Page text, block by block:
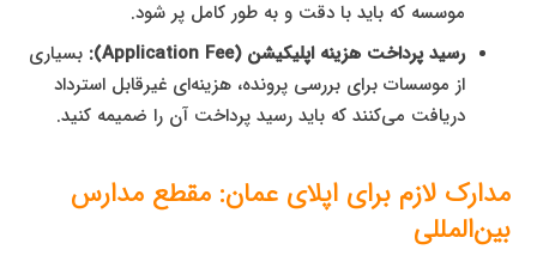
موسسه که باید با دقت و به طور کامل پر شود.
رسید پرداخت هزینه اپلیکیشن (Application Fee):
بسیاری
از موسسات برای بررسی پرونده، هزینه‌ای غیرقابل استرداد
دریافت می‌کنند که باید رسید پرداخت آن را ضمیمه کنید.
مدارک لازم برای اپلای عمان: مقطع مدارس
بین‌المللی